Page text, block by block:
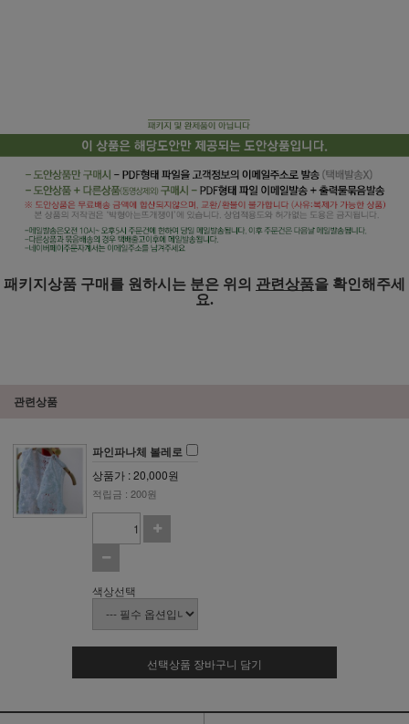
패키지상품 구매를 원하시는 분은 위의 관련상품을 확인해주세
요.
관련상품
파인파나체 볼레로
상품가 : 20,000원
적립금 : 200원
색상선택
선택상품 장바구니 담기